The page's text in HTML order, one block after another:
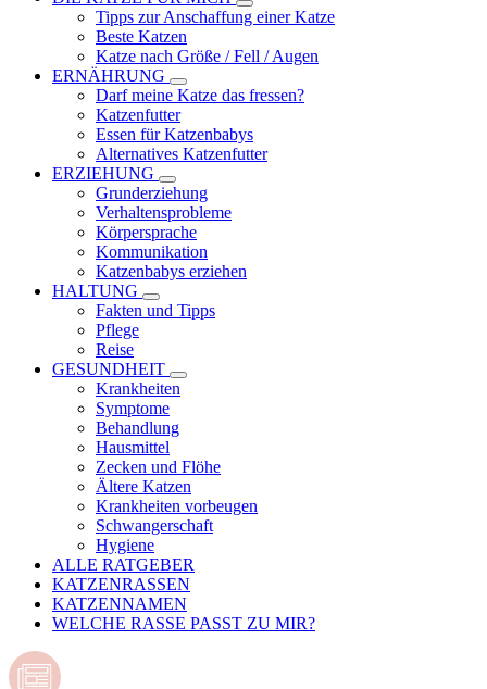
Tipps zur Anschaffung einer Katze
Beste Katzen
Katze nach Größe / Fell / Augen
ERNÄHRUNG
Darf meine Katze das fressen?
Katzenfutter
Essen für Katzenbabys
Alternatives Katzenfutter
ERZIEHUNG
Grunderziehung
Verhaltensprobleme
Körpersprache
Kommunikation
Katzenbabys erziehen
HALTUNG
Fakten und Tipps
Pflege
Reise
GESUNDHEIT
Krankheiten
Symptome
Behandlung
Hausmittel
Zecken und Flöhe
Ältere Katzen
Krankheiten vorbeugen
Schwangerschaft
Hygiene
ALLE RATGEBER
KATZENRASSEN
KATZENNAMEN
WELCHE RASSE PASST ZU MIR?